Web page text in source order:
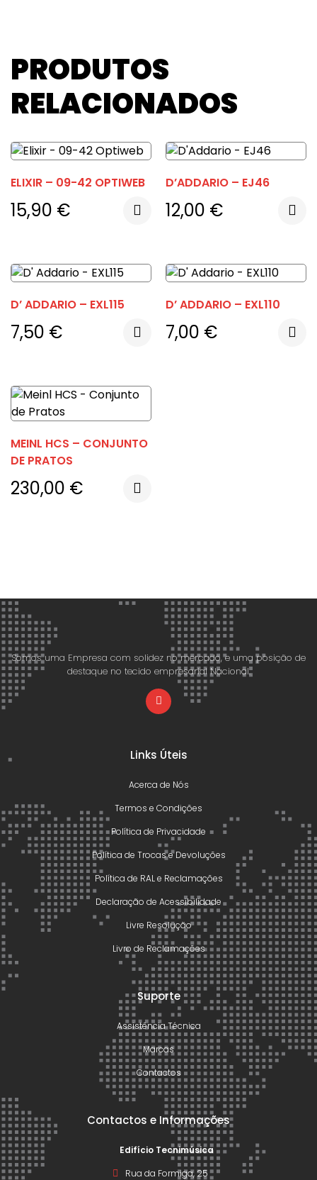
PRODUTOS
RELACIONADOS
ELIXIR – 09-42 OPTIWEB
15,90 €
D’ADDARIO – EJ46
12,00 €
D’ ADDARIO – EXL115
7,50 €
D’ ADDARIO – EXL110
7,00 €
MEINL HCS – CONJUNTO
DE PRATOS
230,00 €
Somos uma Empresa com solidez no mercado, e uma posição de
destaque no tecido empresarial Nacional.
Links Úteis
Acerca de Nós
Termos e Condições
Política de Privacidade
Política de Trocas e Devoluções
Política de RAL e Reclamações
Declaração de Acessibilidade
Livre Resolução
Livro de Reclamações
Suporte
Assistência Técnica
Marcas
Contactos
Contactos e Informações
Edifício Tecnimúsica
Rua da Formiga, 25